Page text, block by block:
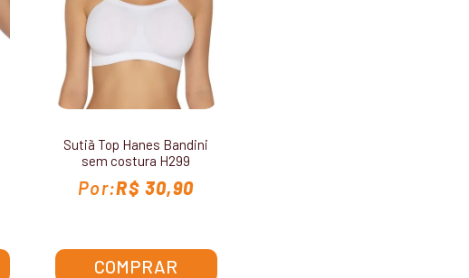
Sutiã Top Hanes Bandini
sem costura H299
R$ 30,90
COMPRAR